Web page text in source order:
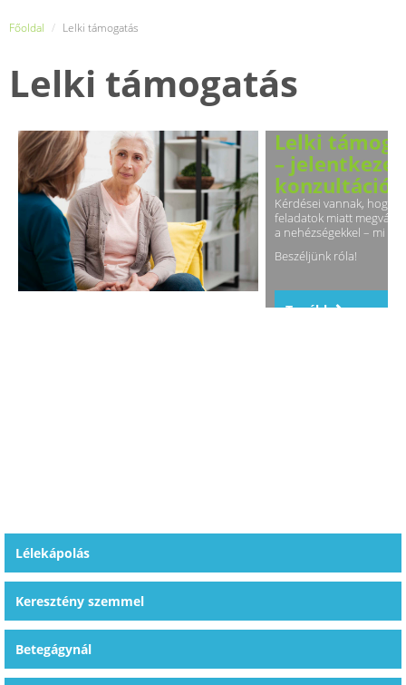
Főoldal Lelki támogatás
Lelki támogatás
Lelki
–
Kérdései vannak,
feladatok miatt
a nehézségekkel – mi a
Beszéljünk róla!
Tovább
Lélekápolás
Keresztény szemmel
Betegágynál